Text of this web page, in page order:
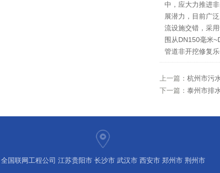
中，应大力推进
展潜力，目前广
流设施交错，采
围从DN150毫米
管道非开挖修复
上一篇： 杭州市污
下一篇： 泰州市排
全国联网工程公司 江苏贵阳市 长沙市 武汉市 西安市 郑州市 荆州市